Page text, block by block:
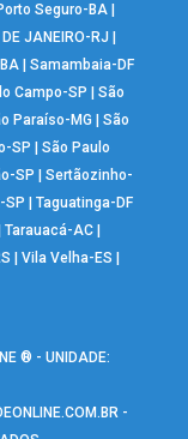
Seguro-BA
DE JANEIRO-RJ
| Samambaia-DF
Campo-SP |São
Paraíso-MG |São
SP |São Paulo
SP |Sertãozinho-
SP |Taguatinga-DF
Tarauacá-AC|
|Vila Velha-ES
® - UNIDADE:
-